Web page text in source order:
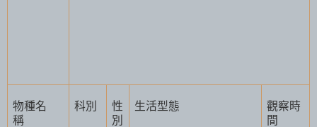
物種名
稱
科別
性
別
生活型態
觀察時
間